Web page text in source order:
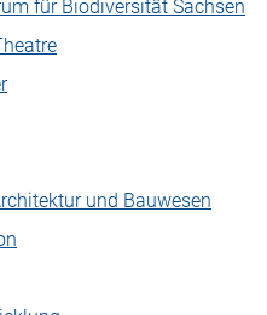
für Biodiversität Sachsen
und Bauwesen